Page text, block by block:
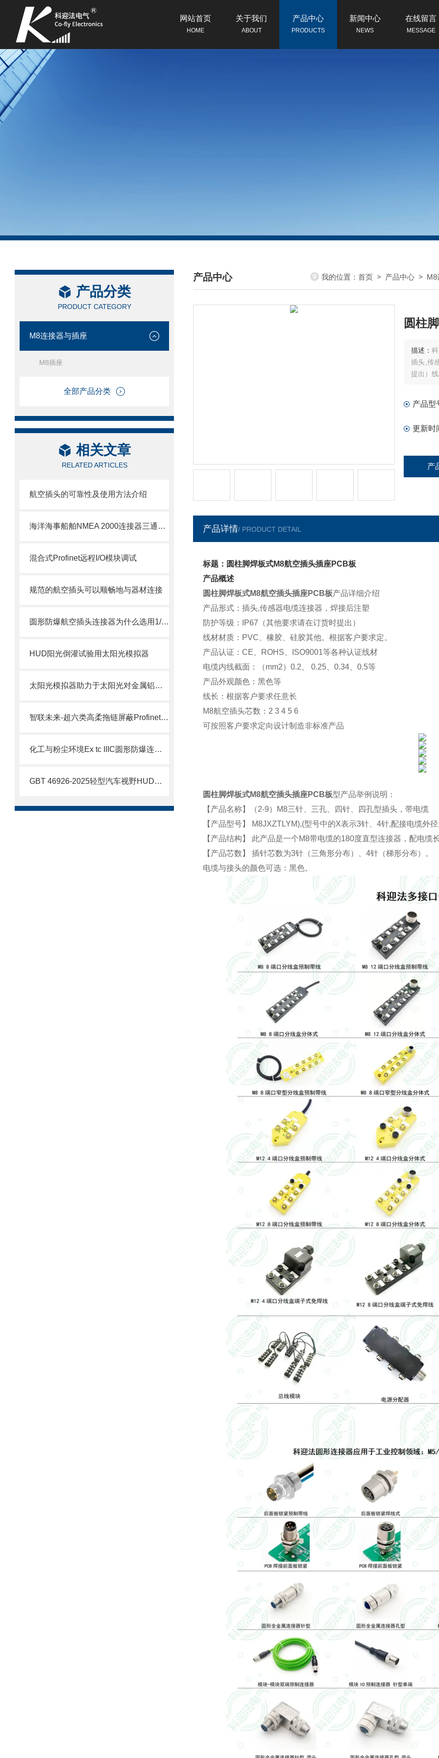
网站首页
HOME
关于我们
ABOUT
产品中心
PRODUCTS
新闻中心
NEWS
在线留言
MESSAGE
产品分类
PRODUCT CATEGORY
M8连接器与插座
M8插座
全部产品分类
相关文章
RELATED ARTICLES
航空插头的可靠性及使用方法介绍
海洋海事船舶NMEA 2000连接器三通分线盒
混合式Profinet远程I/O模块调试
规范的航空插头可以顺畅地与器材连接
圆形防爆航空插头连接器为什么选用1/2NPT螺纹而不选用G1/2螺纹
HUD阳光倒灌试验用太阳光模拟器
太阳光模拟器助力于太阳光对金属铝靶材影响
智联未来-超六类高柔拖链屏蔽Profinet伺服通讯EtherCAT6A万兆成品连接线缆
化工与粉尘环境Ex tc IIIC圆形防爆连接器4针5孔6芯航空插头
GBT 46926-2025轻型汽车视野HUD阳光倒灌实验平行光源
产品中心
/ PRODUCTS CENTER
我的位置： 首页 > 产品中心 > M8
圆柱
描述：
插头,传
提出）
产品型
更新时
产
产品详情/ PRODUCT DETAIL
标题：圆柱脚焊板式M8航空插头插座PCB板
产品概述
圆柱脚焊板式M8航空插头插座PCB板产品详细介绍
产品形式：插头,传感器电缆连接器， 焊接后注塑
防护等级：IP67 （其他要求请在订货时提出）
线材材质：PVC、橡胶、硅胶其他。根据客户要求定。
产品认证： CE 、ROHS ISO9001等各种认证线材
电缆内线截面：（mm2）0.2 、 0.25、 0.34、 0.5等
产品外观颜色：黑色等
线长：根据客户要求任意长
M8航空插头芯数：2 3 4 5 6
可按照客户要求定向设计制造非标准产品
圆柱脚焊板式M8航空插头插座PCB板型产品举例说明：
【产品名称】（2-9）M8三针、三孔、四针、四孔型插头，带电缆
【产品型号】 M8JXZTLYM),(型号中的X表示3针、4针,配接电缆外
【产品结构】 此产品是一个M8带电缆的180度直型连接器，配电缆
【产品芯数】 插针芯数为3针（三角形分布）、4针（梯形分布）。
电缆与接头的颜色可选：黑色。